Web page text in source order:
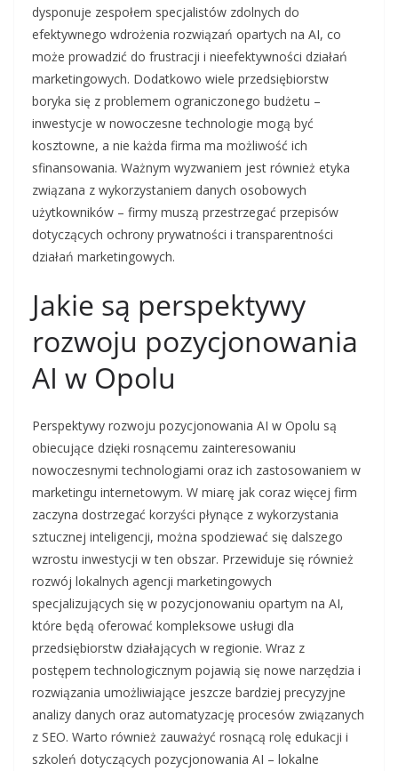
dysponuje zespołem specjalistów zdolnych do
efektywnego wdrożenia rozwiązań opartych na AI, co
może prowadzić do frustracji i nieefektywności działań
marketingowych. Dodatkowo wiele przedsiębiorstw
boryka się z problemem ograniczonego budżetu –
inwestycje w nowoczesne technologie mogą być
kosztowne, a nie każda firma ma możliwość ich
sfinansowania. Ważnym wyzwaniem jest również etyka
związana z wykorzystaniem danych osobowych
użytkowników – firmy muszą przestrzegać przepisów
dotyczących ochrony prywatności i transparentności
działań marketingowych.
Jakie są perspektywy
rozwoju pozycjonowania
AI w Opolu
Perspektywy rozwoju pozycjonowania AI w Opolu są
obiecujące dzięki rosnącemu zainteresowaniu
nowoczesnymi technologiami oraz ich zastosowaniem w
marketingu internetowym. W miarę jak coraz więcej firm
zaczyna dostrzegać korzyści płynące z wykorzystania
sztucznej inteligencji, można spodziewać się dalszego
wzrostu inwestycji w ten obszar. Przewiduje się również
rozwój lokalnych agencji marketingowych
specjalizujących się w pozycjonowaniu opartym na AI,
które będą oferować kompleksowe usługi dla
przedsiębiorstw działających w regionie. Wraz z
postępem technologicznym pojawią się nowe narzędzia i
rozwiązania umożliwiające jeszcze bardziej precyzyjne
analizy danych oraz automatyzację procesów związanych
z SEO. Warto również zauważyć rosnącą rolę edukacji i
szkoleń dotyczących pozycjonowania AI – lokalne